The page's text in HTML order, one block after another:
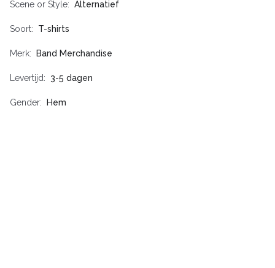
Scene or Style Alternatief
Soort T-shirts
Merk Band Merchandise
Levertijd 3-5 dagen
Gender Hem